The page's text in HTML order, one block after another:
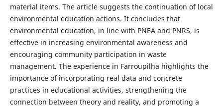
material items. The article suggests the continuation of local
environmental education actions. It concludes that
environmental education, in line with PNEA and PNRS, is
effective in increasing environmental awareness and
encouraging community participation in waste
management. The experience in Farroupilha highlights the
importance of incorporating real data and concrete
practices in educational activities, strengthening the
connection between theory and reality, and promoting a